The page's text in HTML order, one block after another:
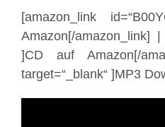
[amazon_link
Amazon[/amazon_link] |
]CD auf Amazon[/
target=“_blank“ ]MP3